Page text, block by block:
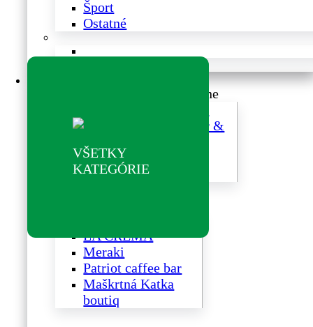
Šport
Ostatné
VŠETKY
KATEGÓRIE
Reštaurácie a kaviarne
SMÍCHOV beer &
Bistro SOHO
FATRABEEF
LA CREMA
Meraki
Patriot caffee bar
Maškrtná Katka
boutiq